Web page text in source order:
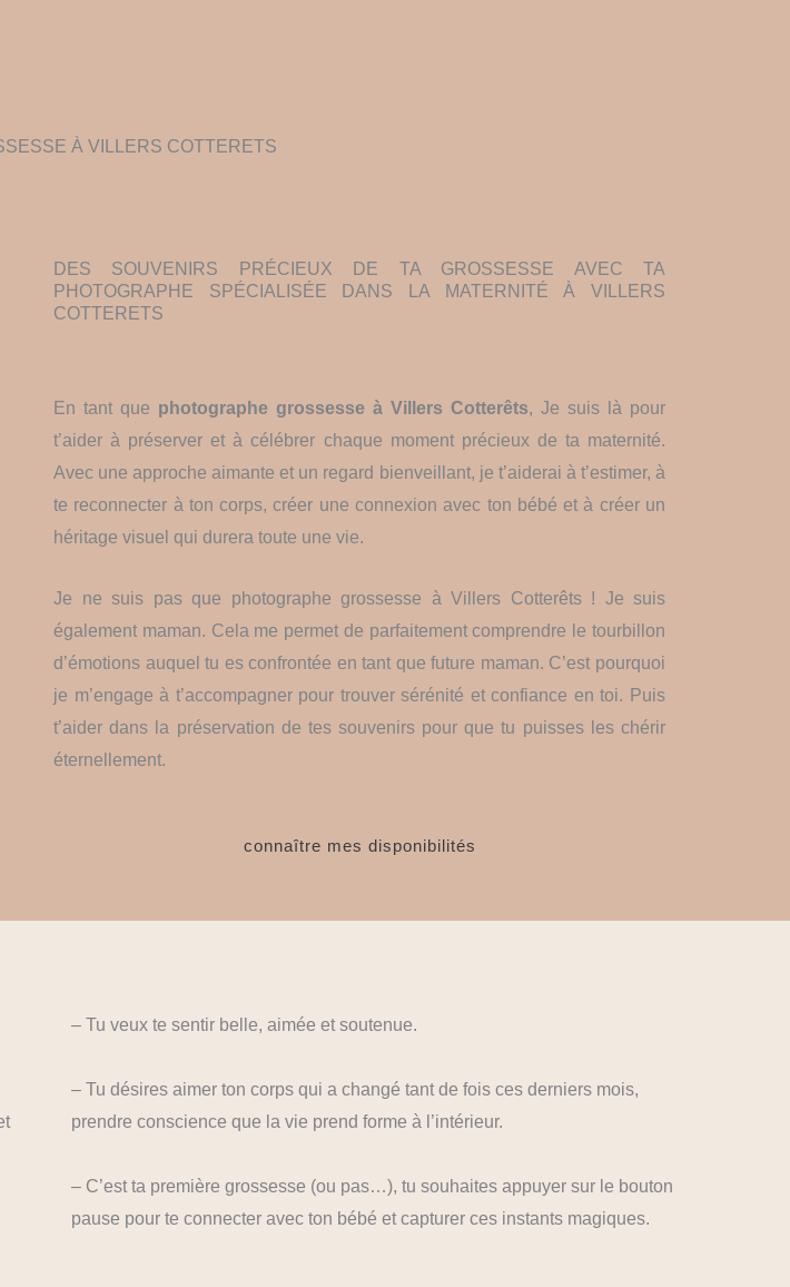
À VILLERS COTTERETS
DES SOUVENIRS PRÉCIEUX DE TA GROSSESSE AVEC TA
PHOTOGRAPHE SPÉCIALISÉE DANS LA MATERNITÉ À VILLERS
COTTERETS
En tant que photographe grossesse à Villers Cotterêts, Je suis là pour
t’aider à préserver et à célébrer chaque moment précieux de ta maternité.
Avec une approche aimante et un regard bienveillant, je t’aiderai à t’estimer, à
te reconnecter à ton corps, créer une connexion avec ton bébé et à créer un
héritage visuel qui durera toute une vie.
Je ne suis pas que photographe grossesse à Villers Cotterêts ! Je suis
également maman. Cela me permet de parfaitement comprendre le tourbillon
d’émotions auquel tu es confrontée en tant que future maman. C’est pourquoi
je m’engage à t’accompagner pour trouver sérénité et confiance en toi. Puis
t’aider dans la préservation de tes souvenirs pour que tu puisses les chérir
éternellement.
connaître mes disponibilités
– Tu veux te sentir belle, aimée et soutenue.
– Tu désires aimer ton corps qui a changé tant de fois ces derniers mois,
prendre conscience que la vie prend forme à l’intérieur.
– C’est ta première grossesse (ou pas…), tu souhaites appuyer sur le bouton
pause pour te connecter avec ton bébé et capturer ces instants magiques.